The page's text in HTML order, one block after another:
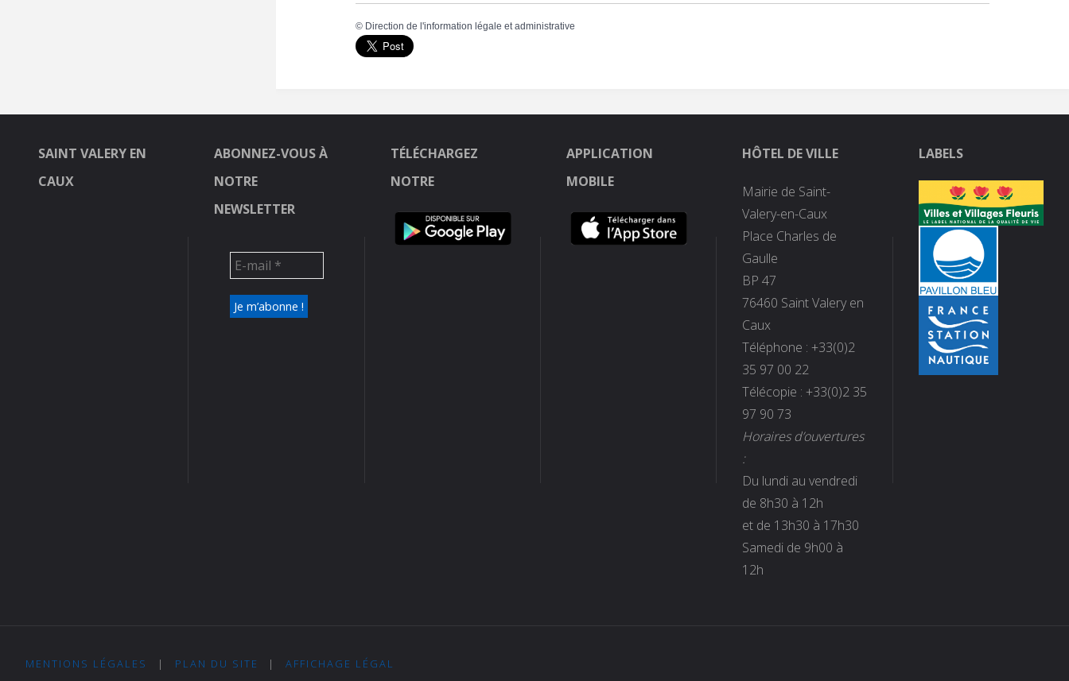
© Direction de l'information légale et administrative
SAINT VALERY EN
CAUX
ABONNEZ-VOUS À
NOTRE
NEWSLETTER
TÉLÉCHARGEZ
NOTRE
APPLICATION
MOBILE
HÔTEL DE VILLE
Mairie de Saint-
Valery-en-Caux
Place Charles de
Gaulle
BP 47
76460 Saint Valery en
Caux
Téléphone : +33(0)2
35 97 00 22
Télécopie : +33(0)2 35
97 90 73
Horaires d’ouvertures
:
Du lundi au vendredi
de 8h30 à 12h
et de 13h30 à 17h30
Samedi de 9h00 à
12h
LABELS
MENTIONS LÉGALES | PLAN DU SITE | AFFICHAGE LÉGAL